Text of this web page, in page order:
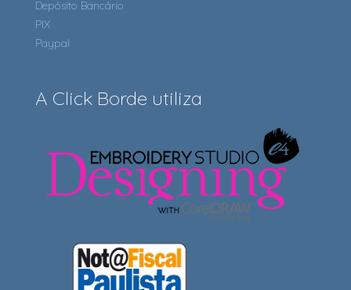
Depósito Bancário
PIX
Paypal
A Click Borde utiliza